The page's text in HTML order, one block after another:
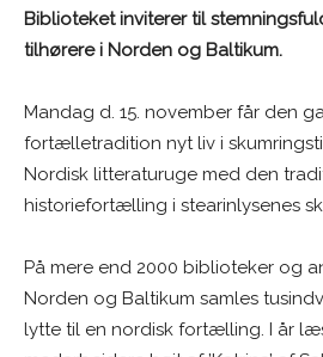
Biblioteket inviterer til
tilhørere i Norden og Baltikum.
Mandag d. 15. november får den
fortælletradition nyt liv i
Nordisk litteraturuge med den
historiefortælling i stearinlysenes
På mere end 2000 biblioteker og
Norden og Baltikum samles
lytte til en nordisk fortælling. I år